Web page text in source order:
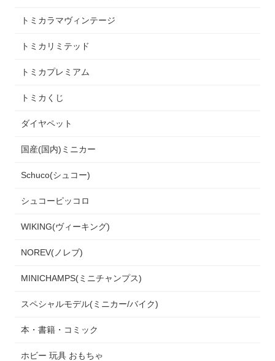
トミカラマヴィンテージ
トミカリミテッド
トミカプレミアム
トミカくじ
ダイヤペット
国産(国内)ミニカー
Schuco(シュコー)
シュコーピッコロ
WIKING(ヴィーキング)
NOREV(ノレブ)
MINICHAMPS(ミニチャンプス)
スペシャルモデル(ミニカー/バイク)
本・書籍・コミック
ホビー 玩具 おもちゃ